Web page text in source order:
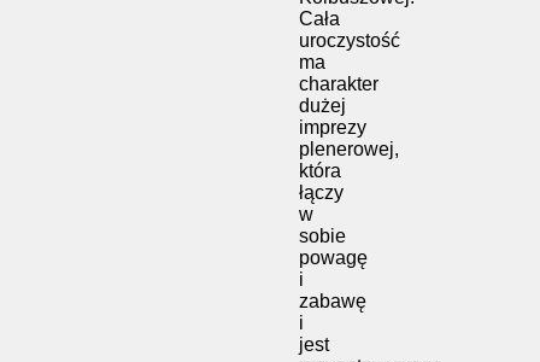
Cała
uroczystość
ma
charakter
dużej
imprezy
plenerowej,
która
łączy
w
sobie
powagę
i
zabawę
i
jest